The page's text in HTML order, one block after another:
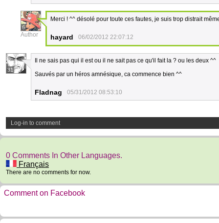
6
Author
Merci ! ^^ désolé pour toute ces fautes, je suis trop distrait
hayard 06/02/2012 22:07:12
31
Il ne sais pas qui il est ou il ne sait pas ce qu'il fait la ? ou les deux ^^
Sauvés par un héros amnésique, ca commence bien ^^
Fladnag 05/31/2012 08:53:10
Log-in to comment
0 Comments In Other Languages.
Français
There are no comments for now.
Comment on Facebook